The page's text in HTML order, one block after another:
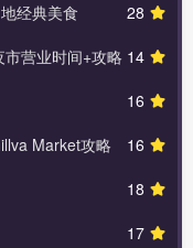
28
经典美食
14
营业时间+攻略
16
16
Market攻略
18
17